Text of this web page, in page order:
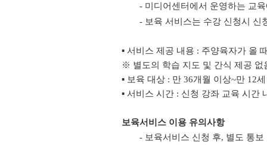
- 미디어센터에서 운영하는 교
- 보육 서비스는 수강 신청시 신
▪ 서비스 제공 내용 : 주양육자가 올
※ 별도의 학습 지도 및 간식 제공 없
▪ 보육 대상 : 만 36개월 이상~만 12
▪ 서비스 시간 : 신청 강좌 교육 시간
보육서비스 이용 유의사항
- 보육서비스 신청 후, 별도 통